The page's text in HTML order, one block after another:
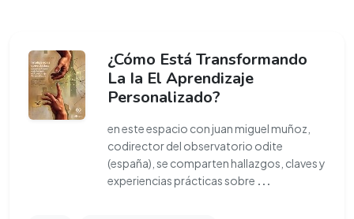
¿Cómo Está Transformando
La Ia El Aprendizaje
Personalizado?
en este espacio con juan miguel muñoz,
codirector del observatorio odite
(españa), se comparten hallazgos, claves y
experiencias prácticas sobre ...